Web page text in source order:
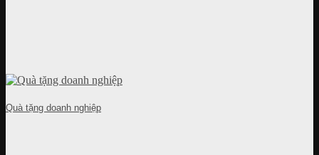
Quà tặng doanh nghiệp